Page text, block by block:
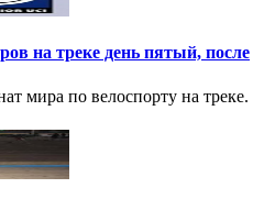
на треке день пятый, после
мира по велоспорту на